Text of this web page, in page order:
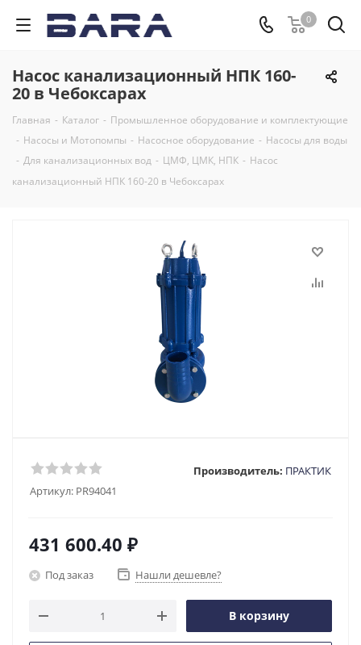
0
Насос канализационный НПК 160-
20 в Чебоксарах
Главная - Каталог - Промышленное оборудование и комплектующие
- Насосы и Мотопомпы - Насосное оборудование - Насосы для воды
- Для канализационных вод - ЦМФ, ЦМК, НПК - Насос
канализационный НПК 160-20 в Чебоксарах
Артикул: PR94041
Производитель: ПРАКТИК
431 600.40 ₽
Под заказ Нашли дешевле?
В корзину